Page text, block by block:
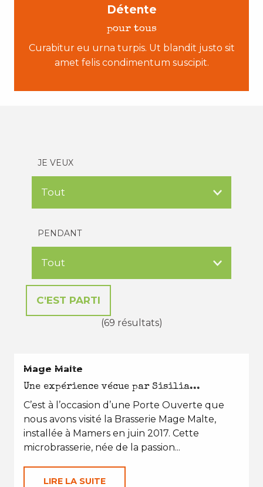
Détente
pour tous
Curabitur eu urna turpis. Ut blandit justo sit
amet felis condimentum suscipit.
JE VEUX
PENDANT
(69 résultats)
EN TOUTES SAISONS
Mage Malte
Une expérience vécue par Sisilia...
C’est à l’occasion d’une Porte Ouverte que
nous avons visité la Brasserie Mage Malte,
installée à Mamers en juin 2017. Cette
microbrasserie, née de la passion...
LIRE LA SUITE